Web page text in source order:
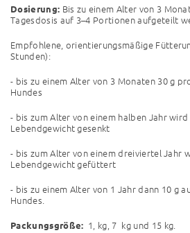
Dosierung: Bis zu einem Alter von 3
Tagesdosis auf 3–4 Portionen aufgeteilt
Empfohlene, orientierungsmäßige
Stunden):
- bis zu einem Alter von 3 Monaten 30 g
Hundes
- bis zum Alter von einem halben Jahr
Lebendgewicht gesenkt
- bis zum Alter von einem dreiviertel Jahr
Lebendgewicht gefüttert
- bis zu einem Alter von 1 Jahr dann 10 g
Hundes.
Packungsgröße: 1, kg, 7 kg und 15 kg.